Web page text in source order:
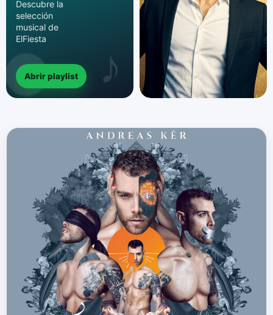
Descubre la
selección
musical de
ElFiesta
Abrir playlist